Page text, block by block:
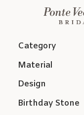
Category
Material
Design
Birthday Stone